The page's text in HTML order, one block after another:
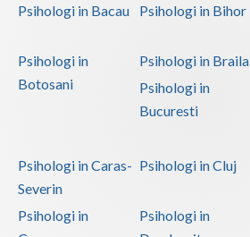
Psihologi in Bacau
Psihologi in Bihor
Psihologi in
Botosani
Psihologi in Braila
Psihologi in
Bucuresti
Psihologi in Caras-
Severin
Psihologi in Cluj
Psihologi in
Psihologi in